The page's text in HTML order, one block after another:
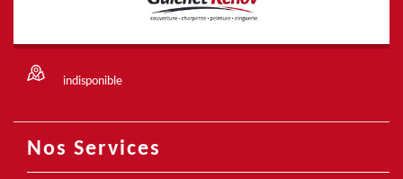
indisponible
Nos Services